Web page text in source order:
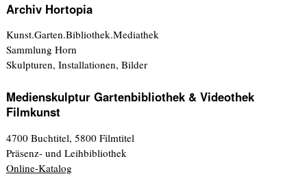
Archiv Hortopia
Kunst.Garten.Bibliothek.Mediathek
Sammlung Horn
Skulpturen, Installationen, Bilder
Medienskulptur Gartenbibliothek & Videothek
Filmkunst
4700 Buchtitel, 5800 Filmtitel
Präsenz- und Leihbibliothek
Online-Katalog